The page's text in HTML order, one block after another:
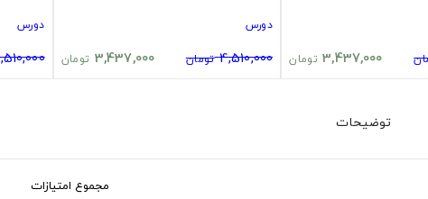
3,437,000 تومان
دورس
4,510,000 تومان 3,437,000 تومان
دورس
توضیحات
مجموع امتیازات